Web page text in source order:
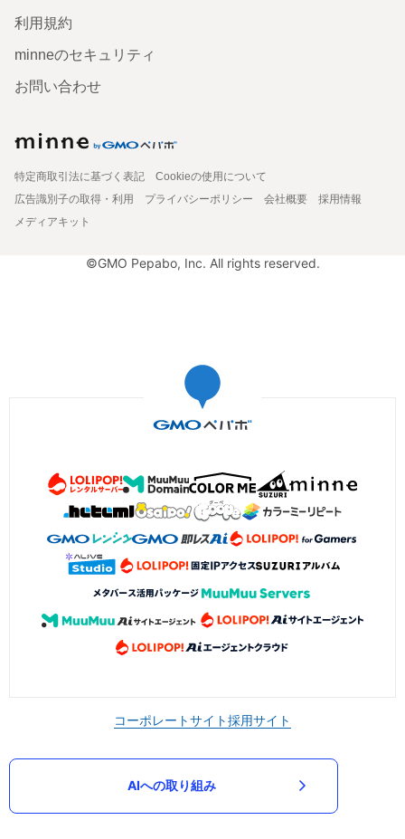
利用規約
minneのセキュリティ
お問い合わせ
特定商取引法に基づく表記
Cookieの使用について
広告識別子の取得・利用
プライバシーポリシー 会社概要
採用情報
メディアキット
©GMO Pepabo, Inc. All rights reserved.
コーポレートサイト採用サイト
AIへの取り組み